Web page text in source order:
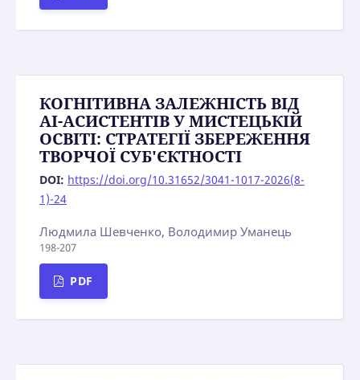
КОГНІТИВНА ЗАЛЕЖНІСТЬ ВІД
AI-АСИСТЕНТІВ У МИСТЕЦЬКІЙ
ОСВІТІ: СТРАТЕГІЇ ЗБЕРЕЖЕННЯ
ТВОРЧОЇ СУБ'ЄКТНОСТІ
DOI: https://doi.org/10.31652/3041-1017-2026(8-
1)-24
Людмила Шевченко, Володимир Уманець
198-207
PDF